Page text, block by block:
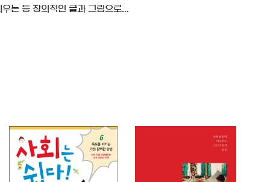
우는 등 창의적인 글과 그림으로...